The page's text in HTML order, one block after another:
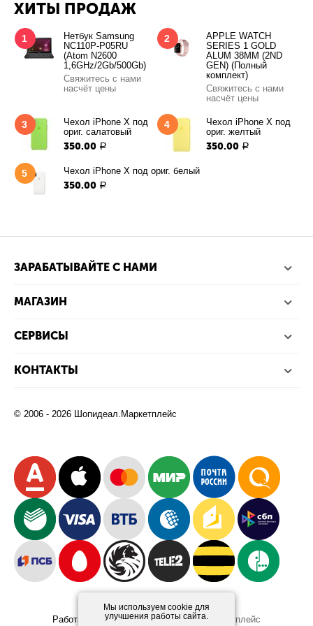
Мы используем cookie для
улучшения работы сайта.
ХИТЫ ПРОДАЖ
1
Нетбук Samsung
NC110P-P05RU
(Atom N2600
1,6GHz/2Gb/500Gb)
Свяжитесь с нами
насчёт цены
2
APPLE WATCH
SERIES 1 GOLD
ALUM 38MM (2ND
GEN) (Полный
комплект)
Свяжитесь с нами
насчёт цены
3
Чехол iPhone X под
ориг. салатовый
350.00 Р
4
Чехол iPhone X под
ориг. желтый
350.00 Р
5 Чехол iPhone X под ориг. белый
350.00 Р
ЗАРАБАТЫВАЙТЕ С НАМИ
МАГАЗИН
СЕРВИСЫ
КОНТАКТЫ
© 2006 - 2026 Шопидеал.Маркетплейс
Работает на платформеШопидеал.Маркетплейс